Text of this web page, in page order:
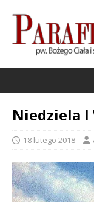
Niedziela
18 lutego 2018